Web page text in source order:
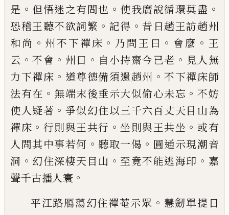
是 。 但悟迷之有間也 。 使我廣說循環莫盡 。
恐稽王聽不欲詞繁 。 記得 。 昔日趙王訪趙州
和尚 。 州不下禪床 。 乃問王曰 。 會麼 。 王
云 。不會 。 州曰 。 自小持齋今已老 。 見人無
力下禪床 。 道尊德備須還趙州 。不下禪床師
法有在 。 無端末後垂示大似偷心未忘 。 不妨
使人疑著 。 爭似幻住以三千六百丈天目山為
禪床 。 行則與王共行 。 坐則與王共坐 。 或有
人問其中事若何 。 聽取一偈 。 圓通示現潮音
洞 。 幻住深棲天目山 。 至竟不能逃海印 。 嘉
聲千古播人寰 。
平江路鴈蕩幻住禪菴示眾 。 慧劒單提日